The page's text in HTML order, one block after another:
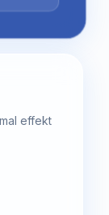
effekt